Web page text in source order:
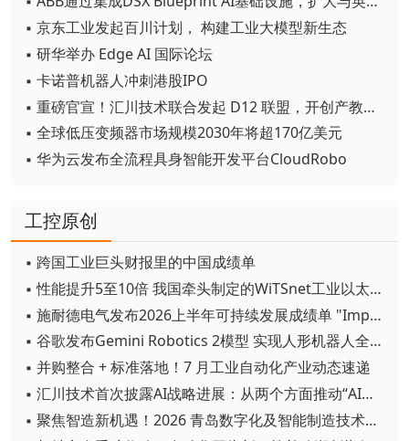
▪ 京东工业发起百川计划， 构建工业大模型新生态
▪ 研华举办 Edge AI 国际论坛
▪ 卡诺普机器人冲刺港股IPO
▪ 重磅官宣！汇川技术联合发起 D12 联盟，开创产教融合新范式
▪ 全球低压变频器市场规模2030年将超170亿美元
▪ 华为云发布全流程具身智能开发平台CloudRobo
工控原创
▪ 跨国工业巨头财报里的中国成绩单
▪ 性能提升5至10倍 我国牵头制定的WiTSnet工业以太网国际标准正式发布
▪ 施耐德电气发布2026上半年可持续发展成绩单 "Impact 2030"路线图开局稳健
▪ 谷歌发布Gemini Robotics 2模型 实现人形机器人全身智能控制突破
▪ 并购整合 + 标准落地！7 月工业自动化产业动态速递
▪ 汇川技术首次披露AI战略进展：从两个方面推动“AI业务化”落地
▪ 聚焦智造新机遇！2026 青岛数字化及智能制造技术论坛圆满落幕